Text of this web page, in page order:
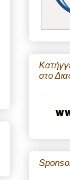
στο